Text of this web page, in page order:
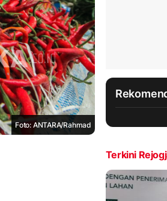
Foto: ANTARA/Rahmad
Terkini